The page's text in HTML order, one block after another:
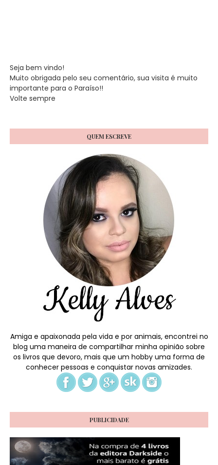
Seja bem vindo!
Muito obrigada pelo seu comentário, sua visita é muito
importante para o Paraíso!!
Volte sempre
QUEM ESCREVE
Amiga e apaixonada pela vida e por animais, encontrei no
blog uma maneira de compartilhar minha opinião sobre
os livros que devoro, mais que um hobby uma forma de
conhecer pessoas e conquistar novas amizades.
PUBLICIDADE